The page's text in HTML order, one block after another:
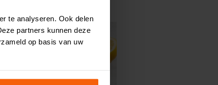
te analyseren. Ook delen
partners kunnen deze
op basis van uw